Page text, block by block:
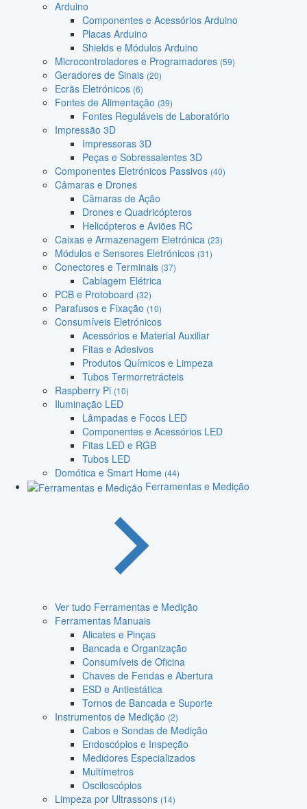
Arduino
Componentes e Acessórios Arduino
Placas Arduino
Shields e Módulos Arduino
Microcontroladores e Programadores (59)
Geradores de Sinais (20)
Ecrãs Eletrónicos (6)
Fontes de Alimentação (39)
Fontes Reguláveis de Laboratório
Impressão 3D
Impressoras 3D
Peças e Sobressalentes 3D
Componentes Eletrónicos Passivos (40)
Câmaras e Drones
Câmaras de Ação
Drones e Quadricópteros
Helicópteros e Aviões RC
Caixas e Armazenagem Eletrónica (23)
Módulos e Sensores Eletrónicos (31)
Conectores e Terminais (37)
Cablagem Elétrica
PCB e Protoboard (32)
Parafusos e Fixação (10)
Consumíveis Eletrónicos
Acessórios e Material Auxiliar
Fitas e Adesivos
Produtos Químicos e Limpeza
Tubos Termorretrácteis
Raspberry Pi (10)
Iluminação LED
Lâmpadas e Focos LED
Componentes e Acessórios LED
Fitas LED e RGB
Tubos LED
Domótica e Smart Home (44)
Ferramentas e Medição
Ver tudo Ferramentas e Medição
Ferramentas Manuais
Alicates e Pinças
Bancada e Organização
Consumíveis de Oficina
Chaves de Fendas e Abertura
ESD e Antiestática
Tornos de Bancada e Suporte
Instrumentos de Medição (2)
Cabos e Sondas de Medição
Endoscópios e Inspeção
Medidores Especializados
Multímetros
Osciloscópios
Limpeza por Ultrassons (14)